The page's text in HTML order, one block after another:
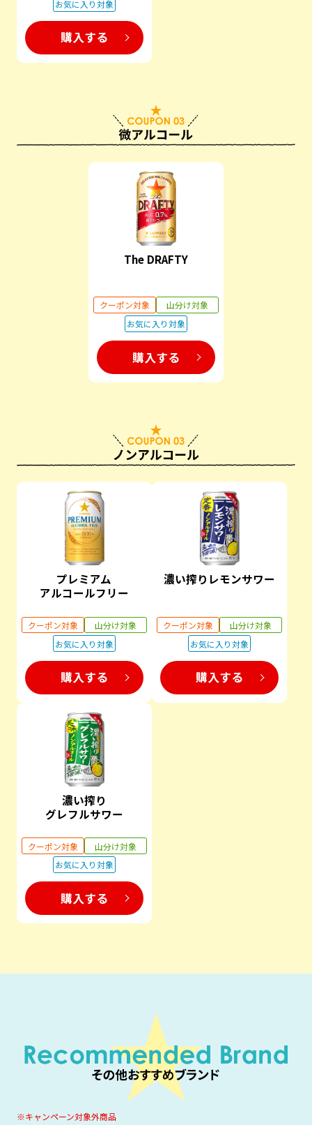
お気に入り対象
購入する
The DRAFTY
クーポン対象
山分け対象
お気に入り対象
購入する
プレミアム
アルコールフリー
クーポン対象
山分け対象
お気に入り対象
購入する
濃い搾りレモンサワー
クーポン対象
山分け対象
お気に入り対象
購入する
濃い搾り
グレフルサワー
クーポン対象
山分け対象
お気に入り対象
購入する
※キャンペーン対象外商品